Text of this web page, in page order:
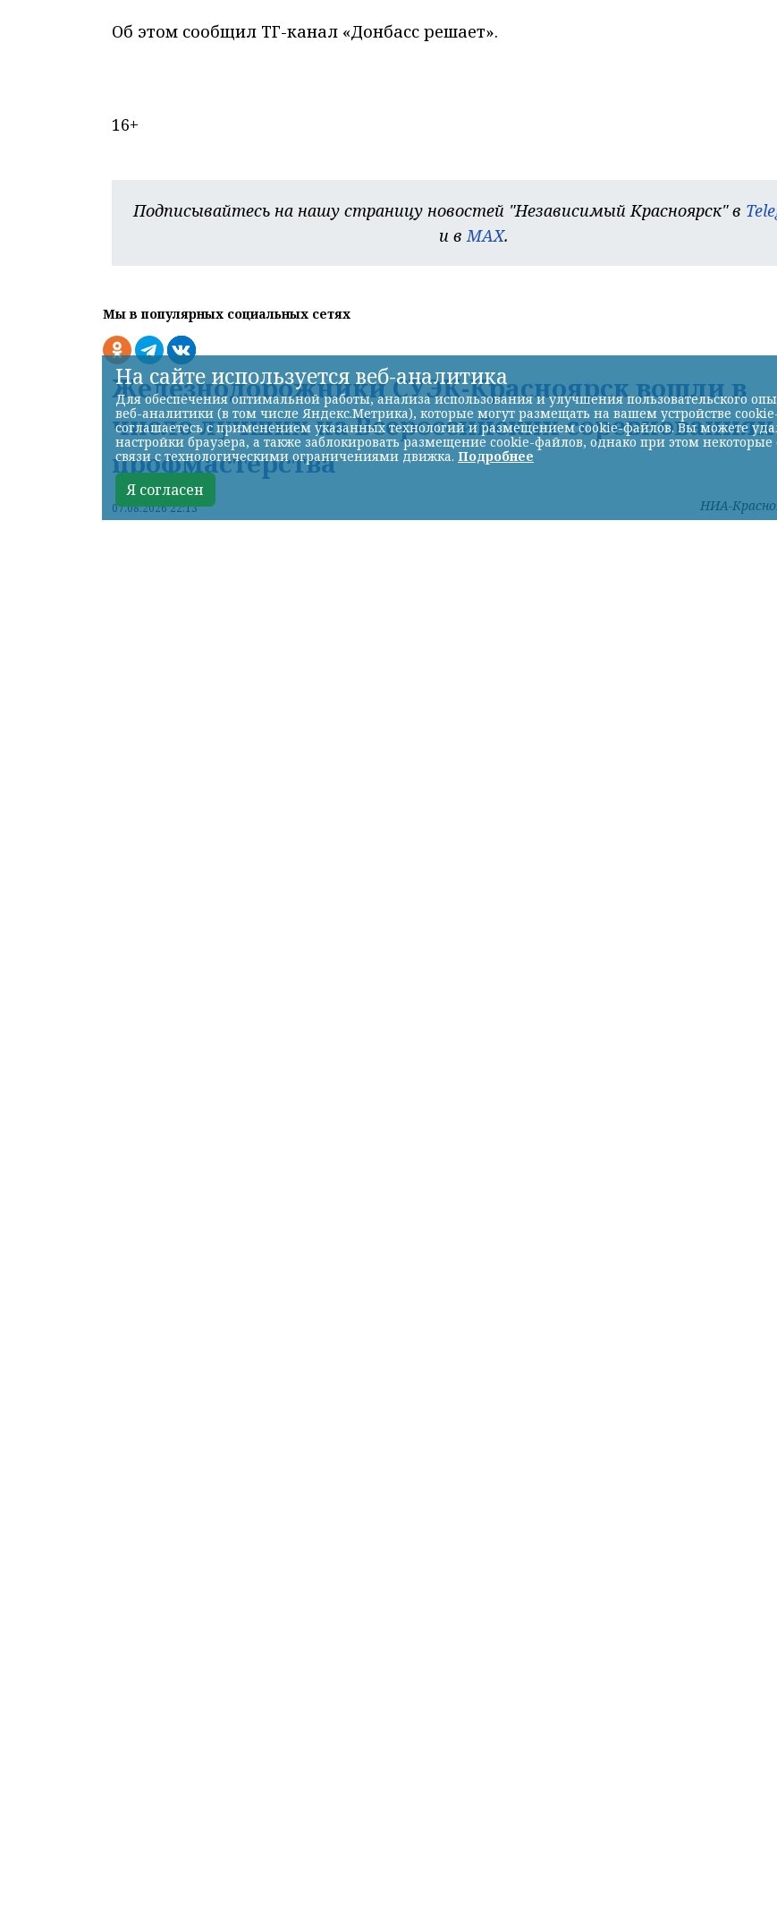
Об этом сообщил ТГ-канал «Донбасс решает».
16+
Подписывайтесь на нашу страницу новостей "Независимый Красноярск" в
и в MAX.
Мы в популярных социальных сетях
Железнодорожники СУЭК-Красноярск вошли в
число лучших на Всероссийских соревнованиях
профмастерства
07.08.2026 22:13 НИА-
На сайте используется веб-аналитика
Для обеспечения оптимальной работы, анализа использования и улучшения пользовательского
веб-аналитики (в том числе Яндекс.Метрика), которые могут размещать на вашем устройстве
соглашаетесь с применением указанных технологий и размещением cookie-файлов. Вы можете
настройки браузера, а также заблокировать размещение cookie-файлов, однако при этом
связи с технологическими ограничениями движка. Подробнее
Я согласен